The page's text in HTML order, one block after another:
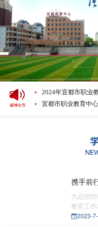
宜都市职业教育中
见征集情况公示
2025年质量年度报
业教育中心）
宜都市职业教育中
2024年宜都市职业
宜都市职业教育中
宜都市职业教育中
宜都市职业教育中
见征集情况公示
2025年质量年度报
宜都市职业教育中
2024年宜都市职业
宜都市职业教育中
携手前
作总结
为总结
教育工
理健康发
2023-